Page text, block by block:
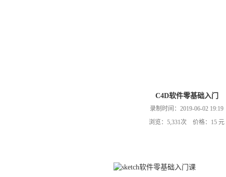
C4D软件零基础入门
录制时间：2019-06-02 19:19
浏览：5,331次 价格：15 元